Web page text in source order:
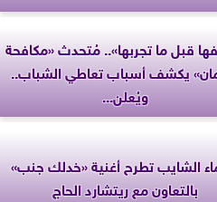
قبل ما تجربها».. مُتحدث «مكافحة
يكشف أسباب تعاطي الشباب..
ويُعلن...
الشايب تطرح أغنية «خدلك جنب»
بالتعاون مع ريتشارد الحاج